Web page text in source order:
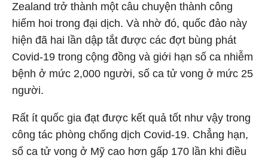
Zealand trở thành một câu chuyện thành công
hiếm hoi trong đại dịch. Và nhờ đó, quốc đảo này
hiện đã hai lần dập tắt được các đợt bùng phát
Covid-19 trong cộng đồng và giới hạn số ca nhiễm
bệnh ở mức 2,000 người, số ca tử vong ở mức 25
người.
Rất ít quốc gia đạt được kết quả tốt như vậy trong
công tác phòng chống dịch Covid-19. Chẳng hạn,
số ca tử vong ở Mỹ cao hơn gấp 170 lần khi điều